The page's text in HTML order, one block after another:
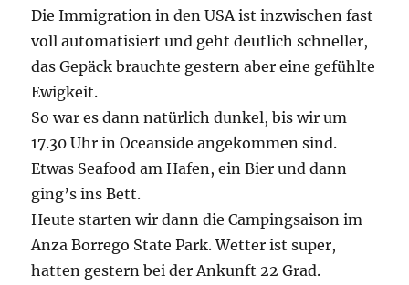
Die Immigration in den USA ist inzwischen fast
voll automatisiert und geht deutlich schneller,
das Gepäck brauchte gestern aber eine gefühlte
Ewigkeit.
So war es dann natürlich dunkel, bis wir um
17.30 Uhr in Oceanside angekommen sind.
Etwas Seafood am Hafen, ein Bier und dann
ging’s ins Bett.
Heute starten wir dann die Campingsaison im
Anza Borrego State Park. Wetter ist super,
hatten gestern bei der Ankunft 22 Grad.